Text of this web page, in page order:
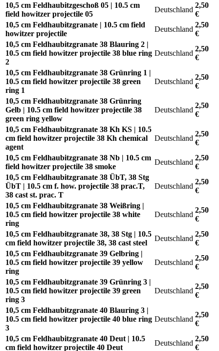
10,5 cm Feldhaubitzgeschoß 05 | 10.5 cm
field howitzer projectile 05
Deutschland
2,50
€
10,5 cm Feldhaubitzgranate | 10.5 cm field
howitzer projectile
Deutschland
2,50
€
10,5 cm Feldhaubitzgranate 38 Blauring 2 |
10.5 cm field howitzer projectile 38 blue ring
2
Deutschland
2,50
€
10,5 cm Feldhaubitzgranate 38 Grünring 1 |
10.5 cm field howitzer projectile 38 green
ring 1
Deutschland
2,50
€
10,5 cm Feldhaubitzgranate 38 Grünring
Gelb | 10.5 cm field howitzer projectile 38
green ring yellow
Deutschland
2,50
€
10,5 cm Feldhaubitzgranate 38 Kh KS | 10.5
cm field howitzer projectile 38 Kh chemical
agent
Deutschland
2,50
€
10,5 cm Feldhaubitzgranate 38 Nb | 10.5 cm
field howitzer projectile 38 smoke
Deutschland
2,50
€
10,5 cm Feldhaubitzgranate 38 ÜbT, 38 Stg
ÜbT | 10.5 cm f. how. projectile 38 prac.T,
38 cast st. prac. T
Deutschland
2,50
€
10,5 cm Feldhaubitzgranate 38 Weißring |
10.5 cm field howitzer projectile 38 white
ring
Deutschland
2,50
€
10,5 cm Feldhaubitzgranate 38, 38 Stg | 10.5
cm field howitzer projectile 38, 38 cast steel
Deutschland
2,50
€
10,5 cm Feldhaubitzgranate 39 Gelbring |
10.5 cm field howitzer projectile 39 yellow
ring
Deutschland
2,50
€
10,5 cm Feldhaubitzgranate 39 Grünring 3 |
10.5 cm field howitzer projectile 39 green
ring 3
Deutschland
2,50
€
10,5 cm Feldhaubitzgranate 40 Blauring 3 |
10.5 cm field howitzer projectile 40 blue ring
3
Deutschland
2,50
€
10,5 cm Feldhaubitzgranate 40 Deut | 10.5
cm field howitzer projectile 40 Deut
Deutschland
2,50
€